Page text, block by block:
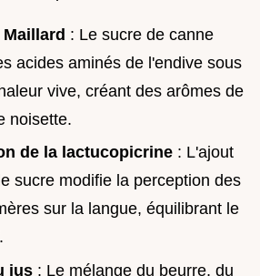
: Le sucre de canne
acides aminés de l'endive sous
vive, créant des arômes de
noisette.
de la lactucopicrine : L'ajout
sucre modifie la perception des
sur la langue, équilibrant le
jus : Le mélange du beurre, du